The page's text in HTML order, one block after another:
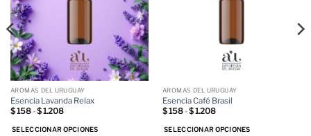
AROMAS DEL URUGUAY
Esencia Lavanda Relax
$158 -$1.208Rango
precios:
desde
SELECCIONAR OPCIONES
AROMAS DEL URUGUAY
Esencia Café Brasil
$158 -$1.208Rango
precios:
desde
SELECCIONAR OPCIONES